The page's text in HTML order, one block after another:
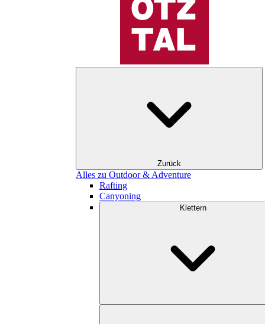
Zurück
Alles zu Outdoor & Adventure
Rafting
Canyoning
Klettern